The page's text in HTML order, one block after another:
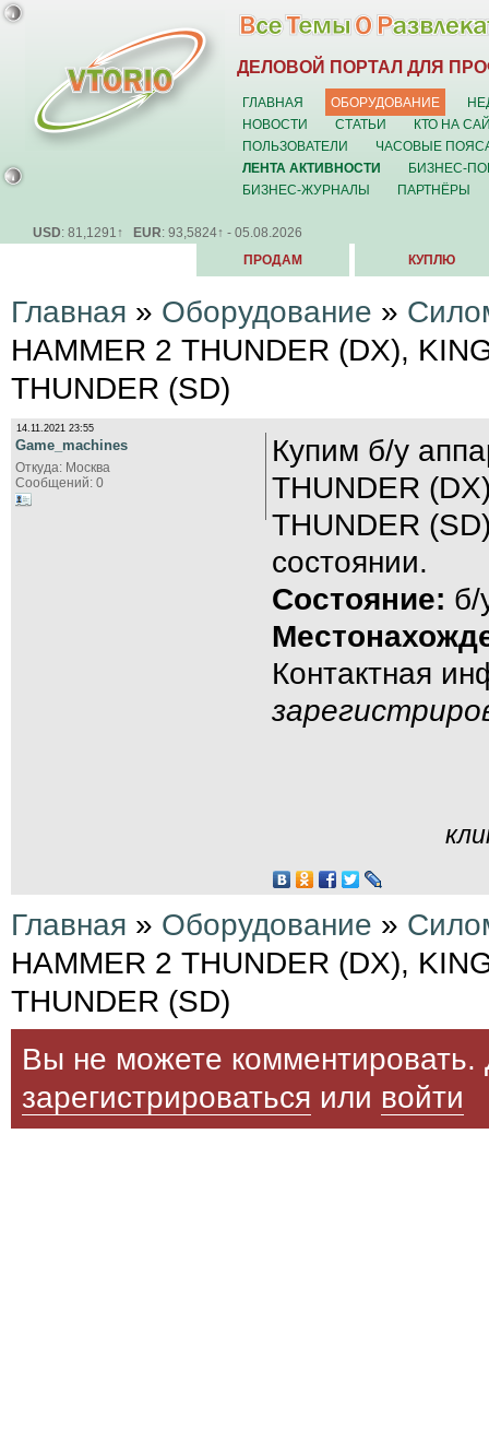
ДЕЛОВОЙ ПОРТАЛ ДЛЯ
ГЛАВНАЯ ОБОРУДОВАНИЕ
НОВОСТИ
СТАТЬИ
КТО НА
ПОЛЬЗОВАТЕЛИ
ЧАСОВЫЕ
ЛЕНТА АКТИВНОСТИ
БИЗНЕС-
БИЗНЕС-ЖУРНАЛЫ
ПАРТНЁРЫ
USD: 81,1291↑ EUR: 93,5824↑ - 05.08.2026
ПРОДАМ КУПЛЮ
Главная » Оборудование »
HAMMER 2 THUNDER (DX),
THUNDER (SD)
14.11.2021 23:55
Game_machines
Откуда: Москва
Сообщений: 0
Купим б/у
THUNDER
THUNDER
состоянии.
Состояние: б/
Контактная
Главная » Оборудование »
HAMMER 2 THUNDER (DX),
THUNDER (SD)
Вы не можете комментировать.
зарегистрироваться или войти